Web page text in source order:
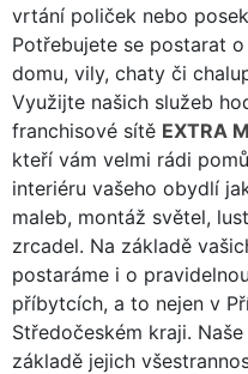
vrtání poliček nebo
Potřebujete se postarat
domu, vily, chaty či
Využijte našich služeb
franchisové sítě EXTRA
kteří vám velmi rádi
interiéru vašeho obydlí
maleb, montáž světel,
zrcadel. Na základě
postaráme i o
příbytcích, a to nejen v
Středočeském kraji.
základě jejich